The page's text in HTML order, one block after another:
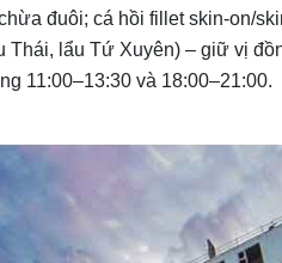
đuôi; cá hồi fillet skin-on/
Thái, lẩu Tứ Xuyên) – giữ vị
11:00–13:30 và 18:00–21:00.